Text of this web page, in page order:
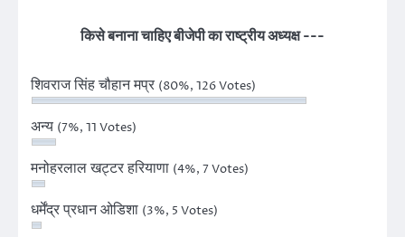
किसे बनाना चाहिए बीजेपी का राष्ट्रीय अध्यक्ष ---
शिवराज सिंह चौहान मप्र (80%, 126 Votes)
अन्य (7%, 11 Votes)
मनोहरलाल खट्टर हरियाणा (4%, 7 Votes)
धर्मेंद्र प्रधान ओडिशा (3%, 5 Votes)